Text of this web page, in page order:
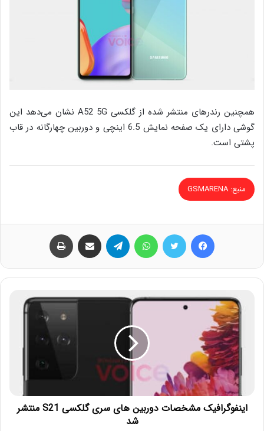
همچنین رندرهای منتشر شده از گلکسی A52 5G نشان می‌دهد این
گوشی دارای یک صفحه نمایش 6.5 اینچی و دوربین چهارگانه در قاب
پشتی است.
منبع: GSMARENA
اینفوگرافیک مشخصات دوربین های سری گلکسی S21 منتشر
شد